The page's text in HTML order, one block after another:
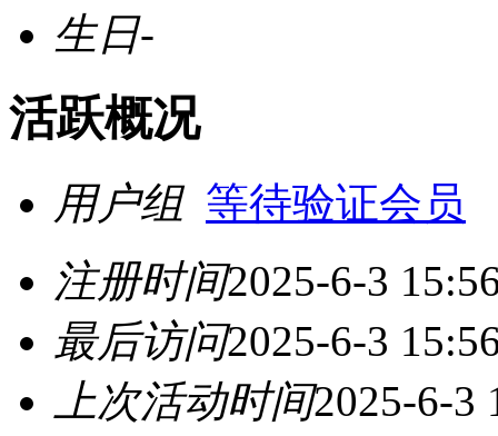
生日-
活跃概况
用户组 等待验证会员
注册时间2025-6-3
最后访问2025-6-3
上次活动时间2025-6-3